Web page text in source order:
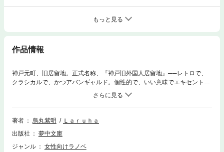
もっと見る
作品情報
神戸元町、旧居留地。正式名称、『神戸旧外国人居留地』──レトロで、
クラシカルで、かつアバンギャルド。個性的で、いい意味でエキセントリ
ックな街の一角にひっそりと、その店はある。深夜にだけ開店するお夜食
専門店『tete-a-tete』（テテ・ア・テテ）。明るく元気なウェイトレス・
莉乃とオネェ言葉の謎めくイケメンシェフ・千紘が提供する料理は、まる
で魔法のように悩める人たちの心と身体に染みわたり、そして虜にしてし
満たされた満足感。店を見つけることができた幸運なお客さまは、今夜も
また癒やしを求めてやってくる。※こちらは【分冊版】です。同タイトル
著者 烏丸紫明
Ｌａｒｕｈａ
出版社
夢中文庫
ジャンル
女性向けラノベ